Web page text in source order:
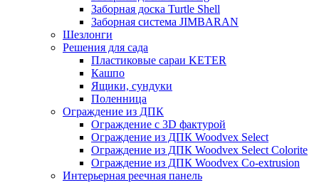
Заборная доска Turtle Shell
Заборная система JIMBARAN
Шезлонги
Решения для сада
Пластиковые сараи KETER
Кашпо
Ящики, сундуки
Поленница
Ограждение из ДПК
Ограждение с 3D фактурой
Ограждение из ДПК Woodvex Select
Ограждение из ДПК Woodvex Select Colorite
Ограждение из ДПК Woodvex Co-extrusion
Интерьерная реечная панель